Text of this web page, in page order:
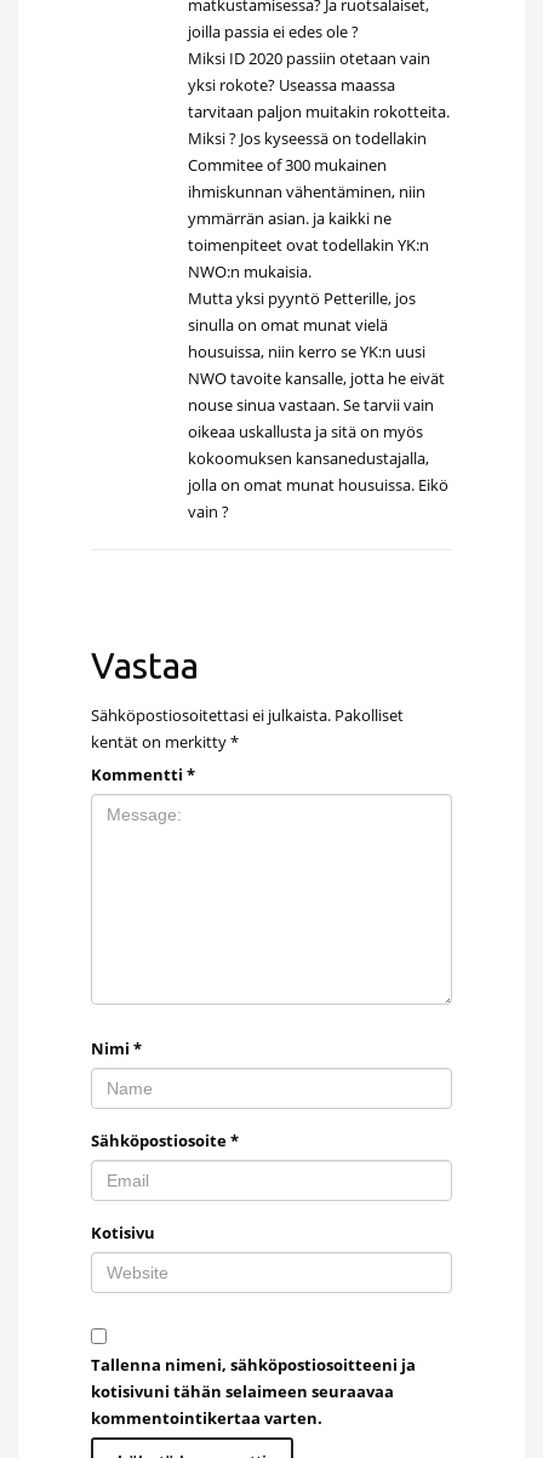
joilla passia ei edes ole ?
Miksi ID 2020 passiin otetaan vain
yksi rokote? Useassa maassa
tarvitaan paljon muitakin rokotteita.
Miksi ? Jos kyseessä on todellakin
Commitee of 300 mukainen
ihmiskunnan vähentäminen, niin
ymmärrän asian. ja kaikki ne
toimenpiteet ovat todellakin YK:n
NWO:n mukaisia.
Mutta yksi pyyntö Petterille, jos
sinulla on omat munat vielä
housuissa, niin kerro se YK:n uusi
NWO tavoite kansalle, jotta he eivät
nouse sinua vastaan. Se tarvii vain
oikeaa uskallusta ja sitä on myös
kokoomuksen kansanedustajalla,
jolla on omat munat housuissa. Eikö
vain ?
Vastaa
Sähköpostiosoitettasi ei julkaista. Pakolliset
kentät on merkitty*
Kommentti *
Nimi *
Sähköpostiosoite*
Kotisivu
Tallenna nimeni, sähköpostiosoitteeni ja
kotisivuni tähän selaimeen seuraavaa
kommentointikertaa varten.